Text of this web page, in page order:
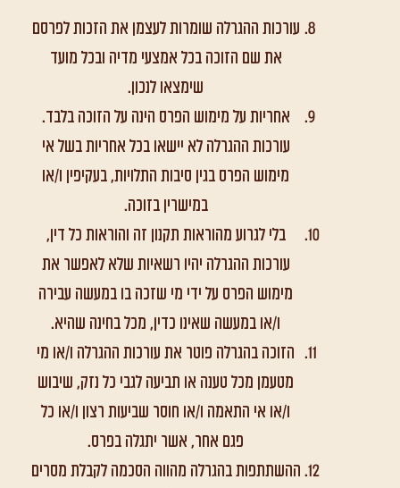
עורכות ההגרלה שומרות לעצמן את הזכות לפרסם
את שם הזוכה בכל אמצעי מדיה ובכל מועד
שימצאו לנכון.
אחריות על מימוש הפרס הינה על הזוכה בלבד.
עורכות ההגרלה לא יישאו בכל אחריות בשל אי
מימוש הפרס בגין סיבות התלויות, בעקיפין ו/או
במישרין בזוכה.
בלי לגרוע מהוראות תקנון זה והוראות כל דין,
עורכות ההגרלה יהיו רשאיות שלא לאפשר את
מימוש הפרס על ידי מי שזכה בו במעשה עבירה
ו/או במעשה שאינו כדין, מכל בחינה שהיא.
הזוכה בהגרלה פוטר את עורכות ההגרלה ו/או מי
מטעמן מכל טענה או תביעה לגבי כל נזק, שיבוש
ו/או אי התאמה ו/או חוסר שביעות רצון ו/או כל
פגם אחר, אשר יתגלה בפרס.
ההשתתפות בהגרלה מהווה הסכמה לקבלת מסרים